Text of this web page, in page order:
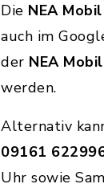
Die NEA
auch im
der NEA
werden.
Alternativ
09161
Uhr sowie